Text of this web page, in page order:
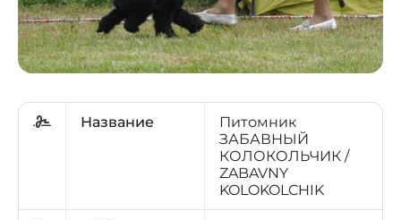
Название
Питомник
ЗАБАВНЫЙ
КОЛОКОЛЬЧИК /
ZABAVNY
KOLOKOLCHIK